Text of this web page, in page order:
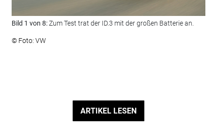
Bild 1 von 8:Zum Test trat der ID.3 mit der großen Batterie an.
© Foto: VW
ARTIKEL LESEN